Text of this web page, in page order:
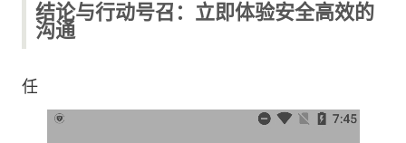
结论与行动号召：立即体验安全高效的
沟通
任